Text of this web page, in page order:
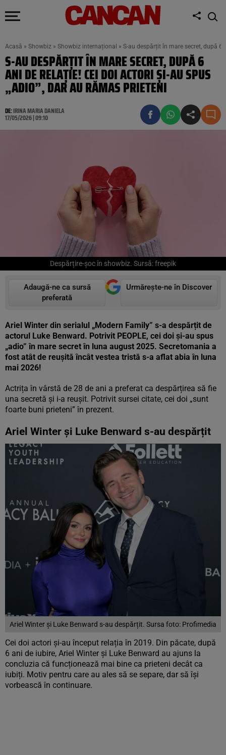
Acasă » Showbiz » Showbiz internațional » S-au despărțit în mare secret, după 6
S-AU DESPĂRȚIT ÎN MARE SECRET, DUPĂ 6
ANI DE RELAȚIE! CEI DOI ACTORI ȘI-AU SPUS
„ADIO”, DAR AU RĂMAS PRIETENI
DE:IRINA MARIA DANIELA
17/05/2026 | 09:10
Despărțire-șoc în showbiz. Sursă: freepik
Adaugă-ne ca sursă
preferată
Urmărește-ne în Discover
Ariel Winter din serialul „Modern Family” s-a despărțit de
actorul Luke Benward. Potrivit PEOPLE, cei doi și-au spus
„adio” în mare secret în luna august 2025. Secretomania a
fost atât de reușită încât vestea tristă s-a aflat abia în luna
mai 2026!
Actrița în vârstă de 28 de ani a preferat ca despărțirea să fie
una secretă și i-a reușit. Potrivit sursei citate, cei doi „sunt
foarte buni prieteni” în prezent.
Ariel Winter și Luke Benward s-au despărțit
Ariel Winter și Luke Benward s-au despărțit. Sursa foto: Profimedia
Cei doi actori și-au început relația în 2019. Din păcate, după
6 ani de iubire, Ariel Winter și Luke Benward au ajuns la
concluzia că funcționează mai bine ca prieteni decât ca
iubiți. Motiv pentru care au ales să se separe, dar să își
vorbească în continuare.